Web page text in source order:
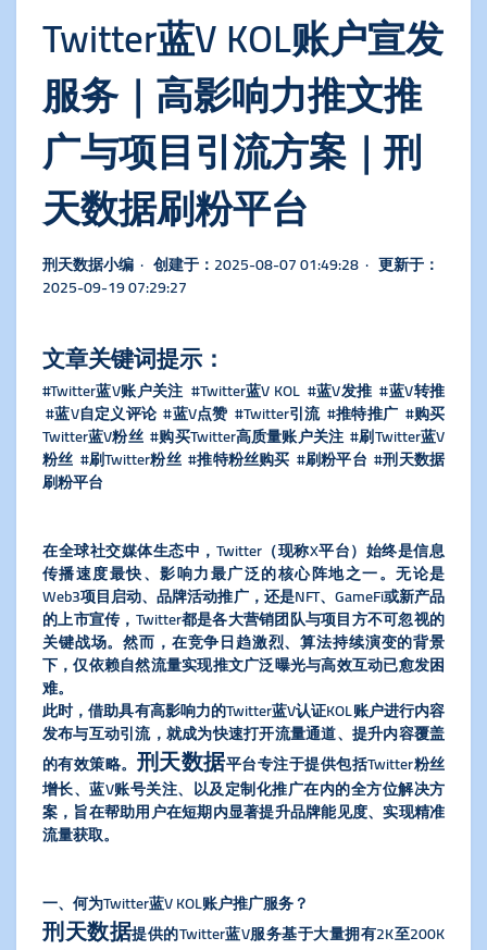
Twitter蓝V KOL账户宣发
服务｜高影响力推文推
广与项目引流方案｜刑
天数据刷粉平台
刑天数据小编 · 创建于：2025-08-07 01:49:28 · 更新于：
2025-09-19 07:29:27
文章关键词提示：
#Twitter蓝V账户关注 #Twitter蓝V KOL #蓝V发推 #蓝V转推
#蓝V自定义评论 #蓝V点赞 #Twitter引流 #推特推广 #购买
Twitter蓝V粉丝 #购买Twitter高质量账户关注 #刷Twitter蓝V
粉丝 #刷Twitter粉丝 #推特粉丝购买 #刷粉平台 #刑天数据
刷粉平台
在全球社交媒体生态中，Twitter（现称X平台）始终是信息
传播速度最快、影响力最广泛的核心阵地之一。无论是
Web3项目启动、品牌活动推广，还是NFT、GameFi或新产品
的上市宣传，Twitter都是各大营销团队与项目方不可忽视的
关键战场。然而，在竞争日趋激烈、算法持续演变的背景
下，仅依赖自然流量实现推文广泛曝光与高效互动已愈发困
难。
此时，借助具有高影响力的Twitter蓝V认证KOL账户进行内容
发布与互动引流，就成为快速打开流量通道、提升内容覆盖
的有效策略。 刑天数据平台专注于提供包括Twitter粉丝
增长、蓝V账号关注、以及定制化推广在内的全方位解决方
案，旨在帮助用户在短期内显著提升品牌能见度、实现精准
流量获取。
一、何为Twitter蓝V KOL账户推广服务？
刑天数据提供的Twitter蓝V服务基于大量拥有2K至200K